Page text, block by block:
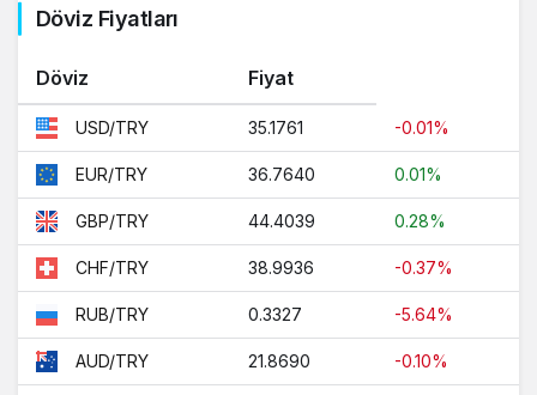
Döviz Fiyatları
Döviz Fiyat
USD/TRY 35.1761 -0.01%
EUR/TRY 36.7640 0.01%
GBP/TRY 44.4039 0.28%
CHF/TRY 38.9936 -0.37%
RUB/TRY 0.3327 -5.64%
AUD/TRY 21.8690 -0.10%